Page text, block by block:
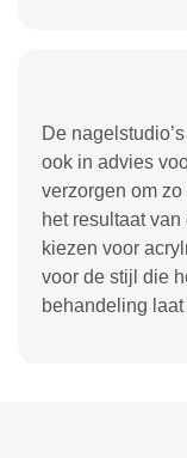
De
ook in advies
verzorgen om
het resultaat
kiezen voor
voor de stijl die
behandeling